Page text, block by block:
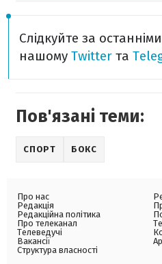
Слідкуйте за
нашому Twitter та
Пов'язані теми:
СПОРТ БОКС
Про нас
Редакція
Редакційна політика
Про телеканал
Телеведучі
Вакансії
Структура власності